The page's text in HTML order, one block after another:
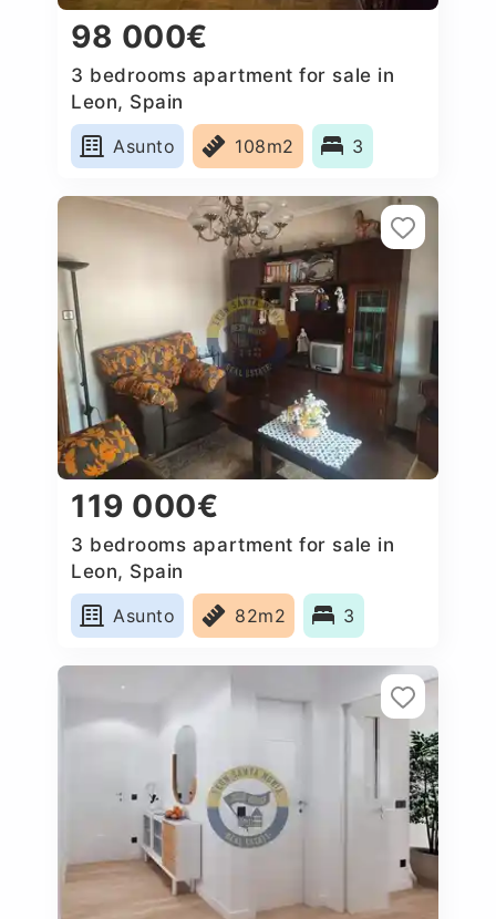
98 000€
3 bedrooms apartment for sale in
Leon, Spain
Asunto
108m2 3
119 000€
3 bedrooms apartment for sale in
Leon, Spain
Asunto
82m2 3